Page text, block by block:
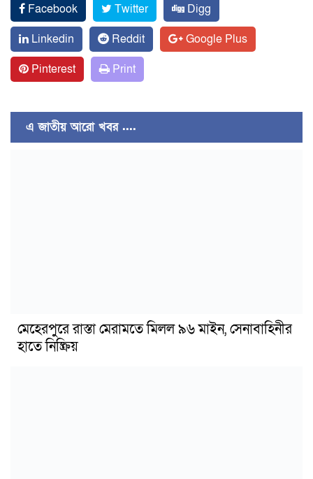
Facebook Twitter
Digg
Linkedin
Reddit
Google Plus
Pinterest
Print
এ জাতীয় আরো খবর ....
মেহেরপুরে রাস্তা মেরামতে মিলল ৯৬ মাইন, সেনাবাহিনীর
হাতে নিষ্ক্রিয়